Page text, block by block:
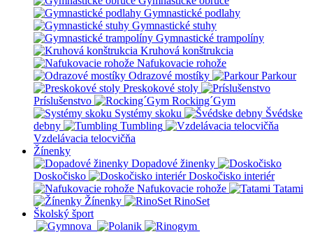
Gymnastické podlahy
Gymnastické stuhy
Gymnastické trampolíny
Kruhová konštrukcia
Nafukovacie rohože
Odrazové mostíky
Parkour
Preskokové stoly
Príslušenstvo
Rocking´Gym
Systémy skoku
Švédske
debny
Tumbling
Vzdelávacia telocvičňa
Žínenky
Dopadové žinenky
Doskočisko
Doskočisko interiér
Nafukovacie rohože
Tatami
Žínenky
RinoSet
Školský šport